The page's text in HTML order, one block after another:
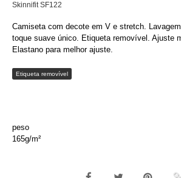
Skinnifit SF122
Camiseta com decote em V e stretch.
toque suave único. Etiqueta removível. Ajuste
Elastano para melhor ajuste.
Etiqueta removível
peso
165g/m²